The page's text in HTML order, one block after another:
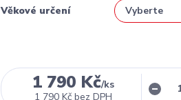
Věkové určení
1 790 Kč/ks
1 790 Kč bez DPH